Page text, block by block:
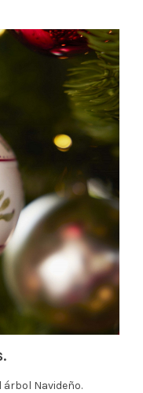
árbol Navideño.